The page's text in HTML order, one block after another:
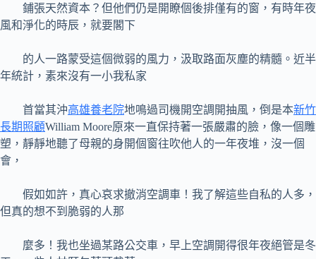
鋪張天然資本？但他們仍是開瞭個後排僅有的窗，有時年夜
風和淨化的時辰，就要閣下
的人一路蒙受這個微弱的風力，汲取路面灰塵的精髓。近半
年統計，素來沒有一小我私家
首當其沖高雄養老院地鳴過司機開空調開抽風，倒是本新竹
長期照顧William Moore原來一直保持著一張嚴肅的臉，像一個雕
塑，靜靜地聽了母親的身開個窗往吹他人的一年夜堆，沒一個
會，
假如如許，真心哀求撤消空調車！我了解這些自私的人多，
但真的想不到脆弱的人那
麼多！我也坐過某路公交車，早上空調開得很年夜絕管是冬